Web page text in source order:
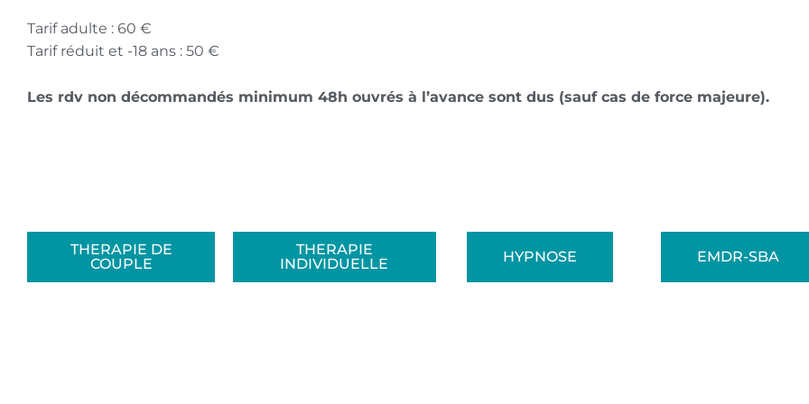
Tarif adulte : 60 €
Tarif réduit et -18 ans : 50 €
Les rdv non décommandés minimum 48h ouvrés à l’avance sont dus (sauf cas de force majeure).
THERAPIE DE
COUPLE
THERAPIE
INDIVIDUELLE
HYPNOSE EMDR-SBA